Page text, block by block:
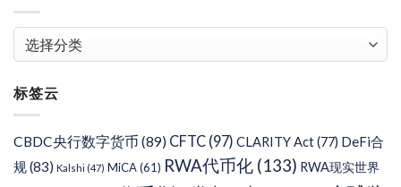
类
标签云
CBDC央行数字货币 (89) CFTC (97) CLARITY Act(77) DeFi合
规(83) Kalshi (47) MiCA(61) RWA代币化 (133) RWA现实世界